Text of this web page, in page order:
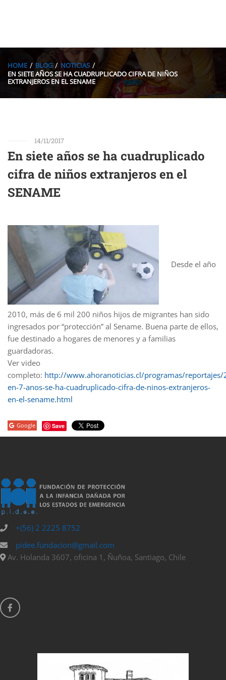
HOME BLOG
NOTICIAS
EN SIETE AÑOS SE HA CUADRUPLICADO CIFRA DE NIÑOS
EXTRANJEROS EN EL SENAME
14/11/2017
En siete años se ha cuadruplicado
cifra de niños extranjeros en el
SENAME
Desde el año
2010, más de 6 mil 200 niños hijos de migrantes han sido
ingresados por “protección” al Sename. Buena parte de ellos,
fue destinado a hogares de menores y a familias
guardadoras.
Ver video
completo: http://www.ahoranoticias.cl/programas/reportajes/
en-7-anos-se-ha-cuadruplicado-cifra-de-ninos-extranjeros-
en-el-sename.html
Google Save
+(56) 2 2225 8752
pidee.fundacion@gmail.com
Av. Holanda 3607, oficina 1, Ñuñoa, Santiago, Chile